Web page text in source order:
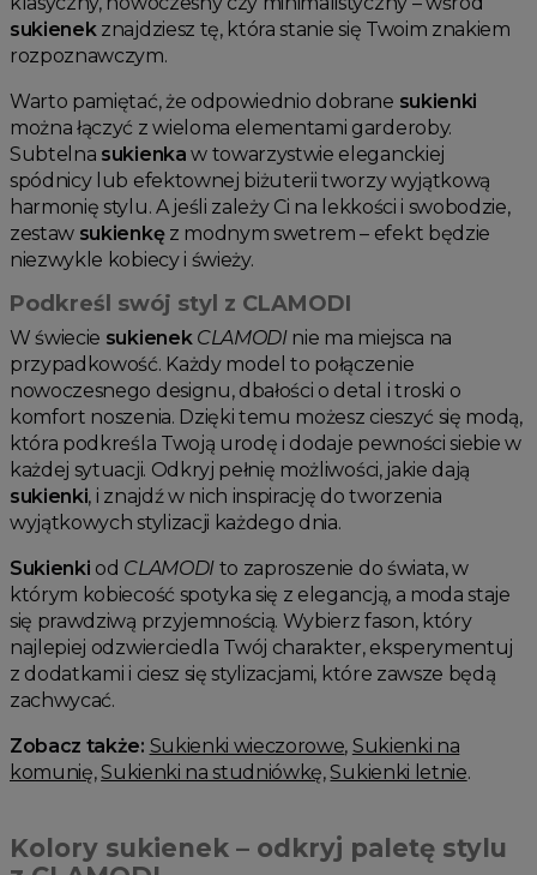
sukienek znajdziesz tę, która stanie się Twoim znakiem
rozpoznawczym.
Warto pamiętać, że odpowiednio dobrane sukienki
można łączyć z wieloma elementami garderoby.
Subtelna sukienka w towarzystwie eleganckiej
spódnicy lub efektownej biżuterii tworzy wyjątkową
harmonię stylu. A jeśli zależy Ci na lekkości i swobodzie,
zestaw sukienkęz modnym swetrem – efekt będzie
niezwykle kobiecy i świeży.
Podkreśl swój styl z CLAMODI
W świecie sukienek CLAMODInie ma miejsca na
przypadkowość. Każdy model to połączenie
nowoczesnego designu, dbałości o detal i troski o
komfort noszenia. Dzięki temu możesz cieszyć się modą,
która podkreśla Twoją urodę i dodaje pewności siebie w
każdej sytuacji. Odkryj pełnię możliwości, jakie dają
sukienki, i znajdź w nich inspirację do tworzenia
wyjątkowych stylizacji każdego dnia.
Sukienki od CLAMODIto zaproszenie do świata, w
którym kobiecość spotyka się z elegancją, a moda staje
się prawdziwą przyjemnością. Wybierz fason, który
najlepiej odzwierciedla Twój charakter, eksperymentuj
z dodatkami i ciesz się stylizacjami, które zawsze będą
zachwycać.
Zobacz także: Sukienki wieczorowe, Sukienki na
komunię,Sukienki na studniówkę,Sukienki letnie.
Kolory sukienek – odkryj paletę stylu